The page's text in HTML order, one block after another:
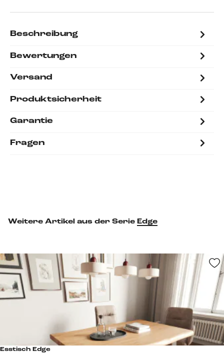
Beschreibung
Bewertungen
Versand
Produktsicherheit
Garantie
Fragen
Weitere Artikel aus der Serie Edge
Esstisch Edge